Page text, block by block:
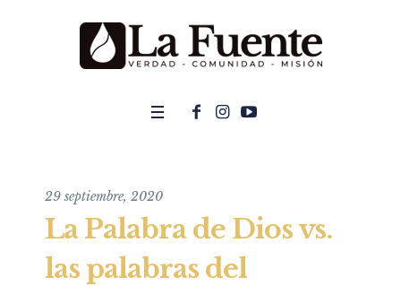
29 septiembre, 2020
La Palabra de Dios vs.
las palabras del